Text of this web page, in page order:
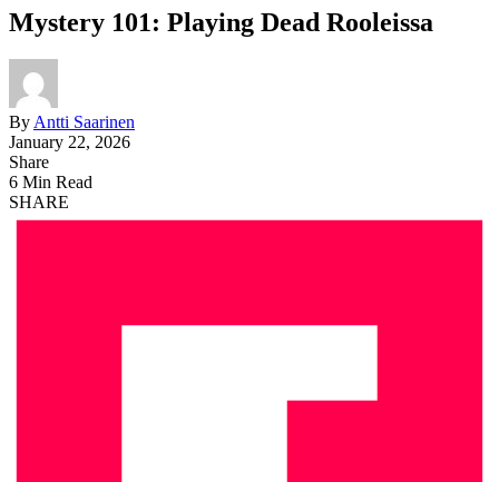
Mystery 101: Playing Dead Rooleissa
ByAntti Saarinen
January 22, 2026
Share
6 Min Read
SHARE